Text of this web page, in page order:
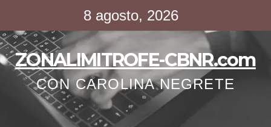
contenido
8 agosto, 2026
ZONALIMITROFE-CBNR.com
CON CAROLINA NEGRETE